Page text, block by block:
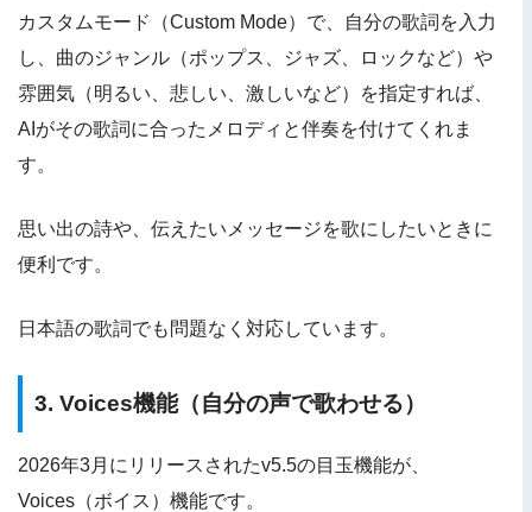
カスタムモード（Custom Mode）で、自分の歌詞を入力
し、曲のジャンル（ポップス、ジャズ、ロックなど）や
雰囲気（明るい、悲しい、激しいなど）を指定すれば、
AIがその歌詞に合ったメロディと伴奏を付けてくれま
す。
思い出の詩や、伝えたいメッセージを歌にしたいときに
便利です。
日本語の歌詞でも問題なく対応しています。
3. Voices機能（自分の声で歌わせる）
2026年3月にリリースされたv5.5の目玉機能が、
Voices（ボイス）機能です。